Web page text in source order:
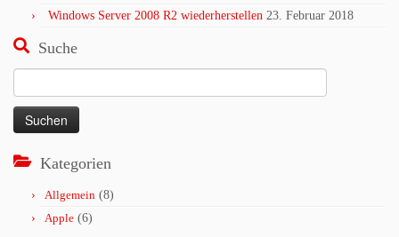
Windows Server 2008 R2 wiederherstellen 23. Februar 2018
Suche
nach:
Kategorien
Allgemein (8)
Apple (6)